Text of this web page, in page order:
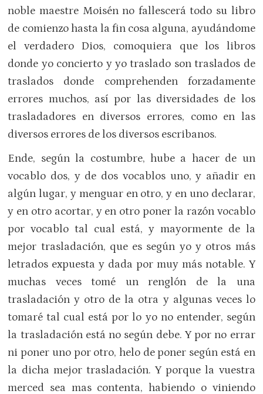
noble maestre Moisén no fallescerá todo su libro
de comienzo hasta la fin cosa alguna, ayudándome
el verdadero Dios, comoquiera que los libros
donde yo concierto y yo traslado son traslados de
traslados donde comprehenden forzadamente
errores muchos, así por las diversidades de los
trasladadores en diversos errores, como en las
diversos errores de los diversos escribanos.
Ende, según la costumbre, hube a hacer de un
vocablo dos, y de dos vocablos uno, y añadir en
algún lugar, y menguar en otro, y en uno declarar,
y en otro acortar, y en otro poner la razón vocablo
por vocablo tal cual está, y mayormente de la
mejor trasladación, que es según yo y otros más
letrados expuesta y dada por muy más notable. Y
muchas veces tomé un renglón de la una
trasladación y otro de la otra y algunas veces lo
tomaré tal cual está por lo yo no entender, según
la trasladación está no según debe. Y por no errar
ni poner uno por otro, helo de poner según está en
la dicha mejor trasladación. Y porque la vuestra
merced sea mas contenta, habiendo o viniendo